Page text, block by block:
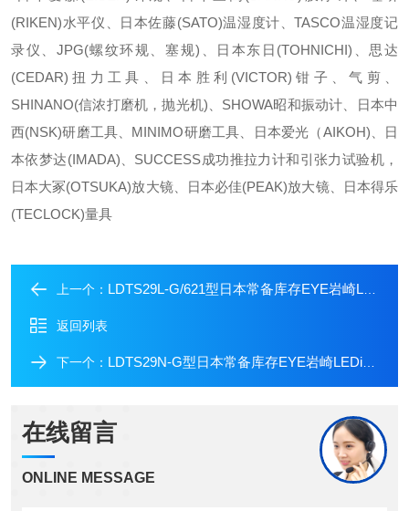
(RIKEN)水平仪、日本佐藤(SATO)温湿度计、TASCO温湿度记
录仪、JPG(螺纹环规、塞规)、日本东日(TOHNICHI)、思达
(CEDAR)扭力工具、日本胜利(VICTOR)钳子、气剪、
SHINANO(信浓打磨机，抛光机)、SHOWA昭和振动计、日本中
西(NSK)研磨工具、MINIMO研磨工具、日本爱光（AIKOH)、日
本依梦达(IMADA)、SUCCESS成功推拉力计和引张力试验机，
日本大冢(OTSUKA)放大镜、日本必佳(PEAK)放大镜、日本得乐
(TECLOCK)量具
上一个： LDTS29L-G/621型日本常备库存EYE岩崎LEDioc 灯
返回列表
下一个： LDTS29N-G型日本常备库存EYE岩崎LEDioc 灯
在线留言
ONLINE MESSAGE